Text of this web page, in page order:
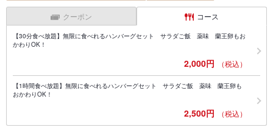
クーポン コース
【30分食べ放題】無限に食べれるハンバーグセット サラダご飯 薬味 蘭王卵もお
かわりOK！
2,000円 （税込）
【1時間食べ放題】無限に食べれるハンバーグセット サラダご飯 薬味 蘭王卵も
おかわりOK！
2,500円 （税込）